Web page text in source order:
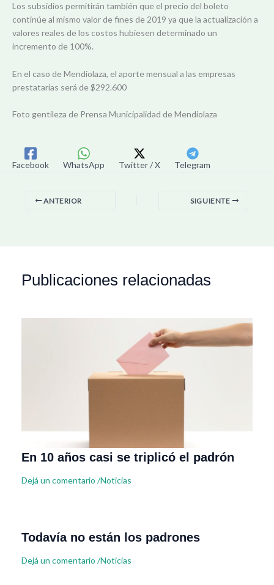
Los subsidios permitirán también que el precio del boleto
continúe al mismo valor de fines de 2019 ya que la actualización a
valores reales de los costos hubiesen determinado un
incremento de 100%.
En el caso de Mendiolaza, el aporte mensual a las empresas
prestatarias será de $292.600
Foto gentileza de Prensa Municipalidad de Mendiolaza
Facebook WhatsApp Twitter / X Telegram
ANTERIOR SIGUIENTE
Publicaciones relacionadas
En 10 años casi se triplicó el padrón
Dejá un comentario /Noticias
Todavía no están los padrones
Dejá un comentario /Noticias